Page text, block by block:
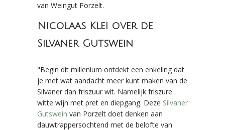
van Weingut Porzelt.
Nicolaas Klei over de
Silvaner Gutswein
"Begin dit millenium ontdekt een enkeling dat
je met wat aandacht meer kunt maken van de
Silvaner dan friszuur wit. Namelijk friszure
witte wijn met pret en diepgang. Deze Silvaner
Gutswein van Porzelt doet denken aan
dauwtrappersochtend met de belofte van